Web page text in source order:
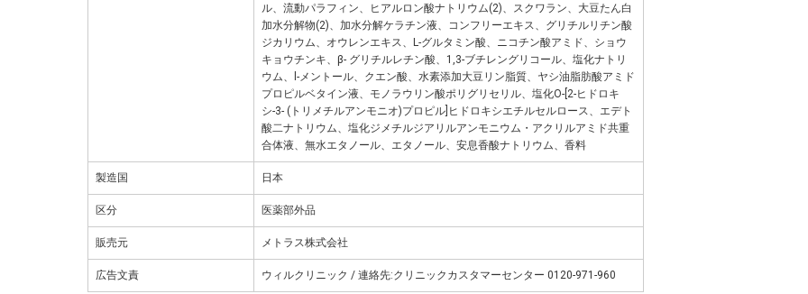
ル、流動パラフィン、ヒアルロン酸ナトリウム(2)、スクワラン、大豆たん白
加水分解物(2)、加水分解ケラチン液、コンフリーエキス、グリチルリチン酸
ジカリウム、オウレンエキス、L-グルタミン酸、ニコチン酸アミド、ショウ
キョウチンキ、β- グリチルレチン酸、1,3-ブチレングリコール、塩化ナトリ
ウム、l-メントール、クエン酸、水素添加大豆リン脂質、ヤシ油脂肪酸アミド
プロピルベタイン液、モノラウリン酸ポリグリセリル、塩化O-[2-ヒドロキ
シ-3- (トリメチルアンモニオ)プロピル]ヒドロキシエチルセルロース、エデト
酸二ナトリウム、塩化ジメチルジアリルアンモニウム・アクリルアミド共重
合体液、無水エタノール、エタノール、安息香酸ナトリウム、香料
製造国 日本
区分 医薬部外品
販売元 メトラス株式会社
広告文責 ウィルクリニック / 連絡先:クリニックカスタマーセンター 0120-971-960